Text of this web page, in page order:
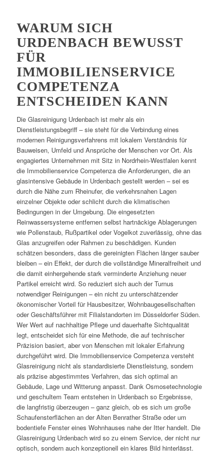
WARUM SICH
URDENBACH BEWUSST
FÜR
IMMOBILIENSERVICE
COMPETENZA
ENTSCHEIDEN KANN
Die Glasreinigung Urdenbach ist mehr als ein
Dienstleistungsbegriff – sie steht für die Verbindung eines
modernen Reinigungsverfahrens mit lokalem Verständnis für
Bauweisen, Umfeld und Ansprüche der Menschen vor Ort. Als
engagiertes Unternehmen mit Sitz in Nordrhein-Westfalen kennt
die Immobilienservice Competenza die Anforderungen, die an
glasintensive Gebäude in Urdenbach gestellt werden – sei es
durch die Nähe zum Rheinufer, die verkehrsnahen Lagen
einzelner Objekte oder schlicht durch die klimatischen
Bedingungen in der Umgebung. Die eingesetzten
Reinwassersysteme entfernen selbst hartnäckige Ablagerungen
wie Pollenstaub, Rußpartikel oder Vogelkot zuverlässig, ohne das
Glas anzugreifen oder Rahmen zu beschädigen. Kunden
schätzen besonders, dass die gereinigten Flächen länger sauber
bleiben – ein Effekt, der durch die vollständige Mineralfreiheit und
die damit einhergehende stark verminderte Anziehung neuer
Partikel erreicht wird. So reduziert sich auch der Turnus
notwendiger Reinigungen – ein nicht zu unterschätzender
ökonomischer Vorteil für Hausbesitzer, Wohnbaugesellschaften
oder Geschäftsführer mit Filialstandorten im Düsseldorfer Süden.
Wer Wert auf nachhaltige Pflege und dauerhafte Sichtqualität
legt, entscheidet sich für eine Methode, die auf technischer
Präzision basiert, aber von Menschen mit lokaler Erfahrung
durchgeführt wird. Die Immobilienservice Competenza versteht
Glasreinigung nicht als standardisierte Dienstleistung, sondern
als präzise abgestimmtes Verfahren, das sich optimal an
Gebäude, Lage und Witterung anpasst. Dank Osmosetechnologie
und geschultem Team entstehen in Urdenbach so Ergebnisse,
die langfristig überzeugen – ganz gleich, ob es sich um große
Schaufensterflächen an der Alten Benrather Straße oder um
bodentiefe Fenster eines Wohnhauses nahe der Itter handelt. Die
Glasreinigung Urdenbach wird so zu einem Service, der nicht nur
optisch, sondern auch konzeptionell ein klares Bild hinterlässt.